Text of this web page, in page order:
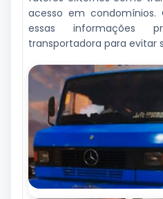
acesso em
essas informações
transportadora para evitar